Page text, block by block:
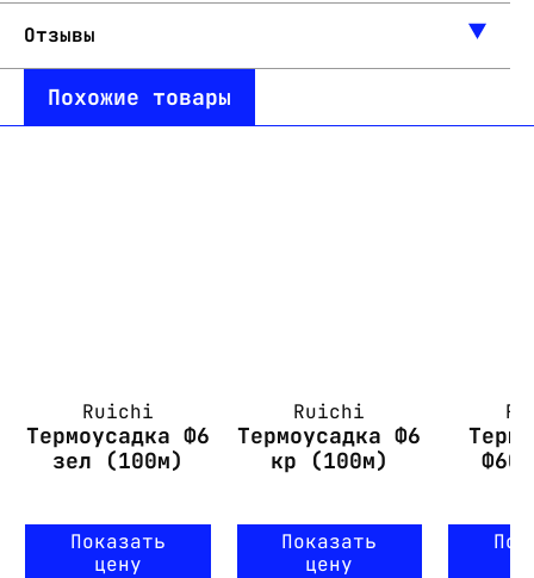
Отзывы
Похожие товары
Ruichi
Термоусадка Ф6
зел (100м)
Показать
цену
Ruichi
Термоусадка Ф6
кр (100м)
Показать
цену
Ф60